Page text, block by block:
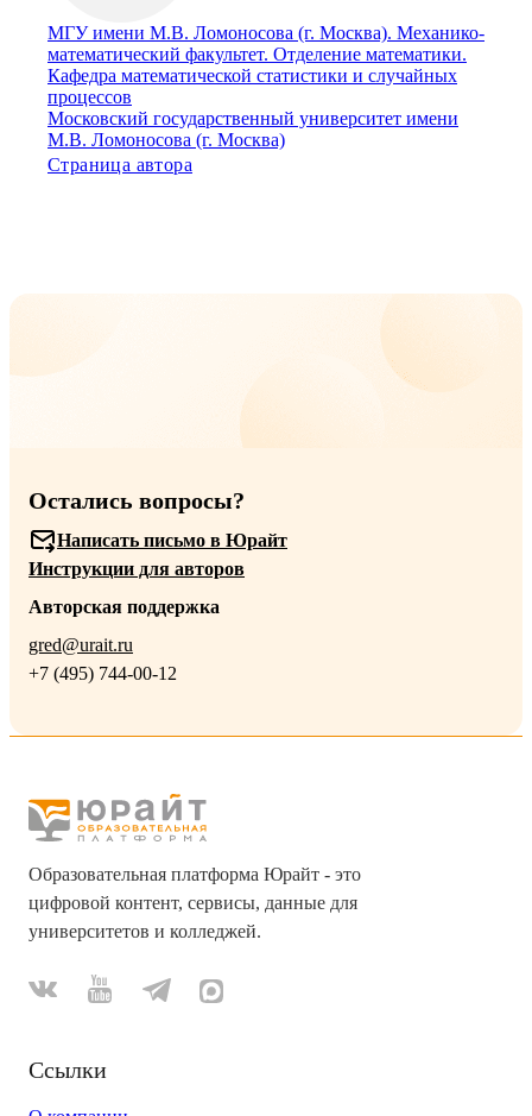
МГУ имени М.В. Ломоносова (г. Москва). Механико-
математический факультет. Отделение математики.
Кафедра математической статистики и случайных
процессов
Московский государственный университет имени
М.В. Ломоносова (г. Москва)
Страница автора
Остались вопросы?
Написать письмо в Юрайт
Инструкции для авторов
Авторская поддержка
gred@urait.ru
+7 (495) 744-00-12
Образовательная платформа Юрайт - это
цифровой контент, сервисы, данные для
университетов и колледжей.
Ссылки